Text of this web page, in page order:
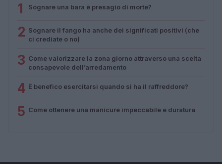
1 Sognare una bara è presagio di morte?
2 Sognare il fango ha anche dei significati positivi (che
ci crediate o no)
3 Come valorizzare la zona giorno attraverso una scelta
consapevole dell’arredamento
4 È benefico esercitarsi quando si ha il raffreddore?
5 Come ottenere una manicure impeccabile e duratura